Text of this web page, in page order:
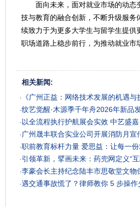
面向未来，面对就业市场的动
技与教育的融合创新，不断升级服
续致力于为更多大学生与留学生提
职场道路上稳步前行，为推动就业市
相关新闻:
· 《广州正益：网络技术发展的机遇与
·纹艺觉醒·木源季千年舟2026年新品
· 以全流程执行护航展会实效 中艺盛
· 广州晟丰联合实业公司开展消防月宣
·职前教育标杆力量 爱思益：让每一
·引领革新，擘画未来：药兜网定义“
·李豪会长主持纪念陆丰市思敬堂文物
·遇交通事故慌了？律师教你 5 步操作